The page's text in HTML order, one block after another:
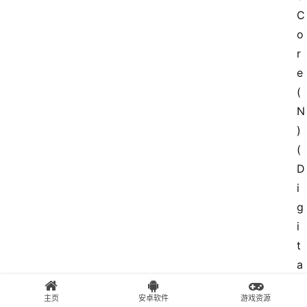
C
o
r
e
(
N
)
(
D
i
g
i
t
a
主页 安卓软件 游戏资源